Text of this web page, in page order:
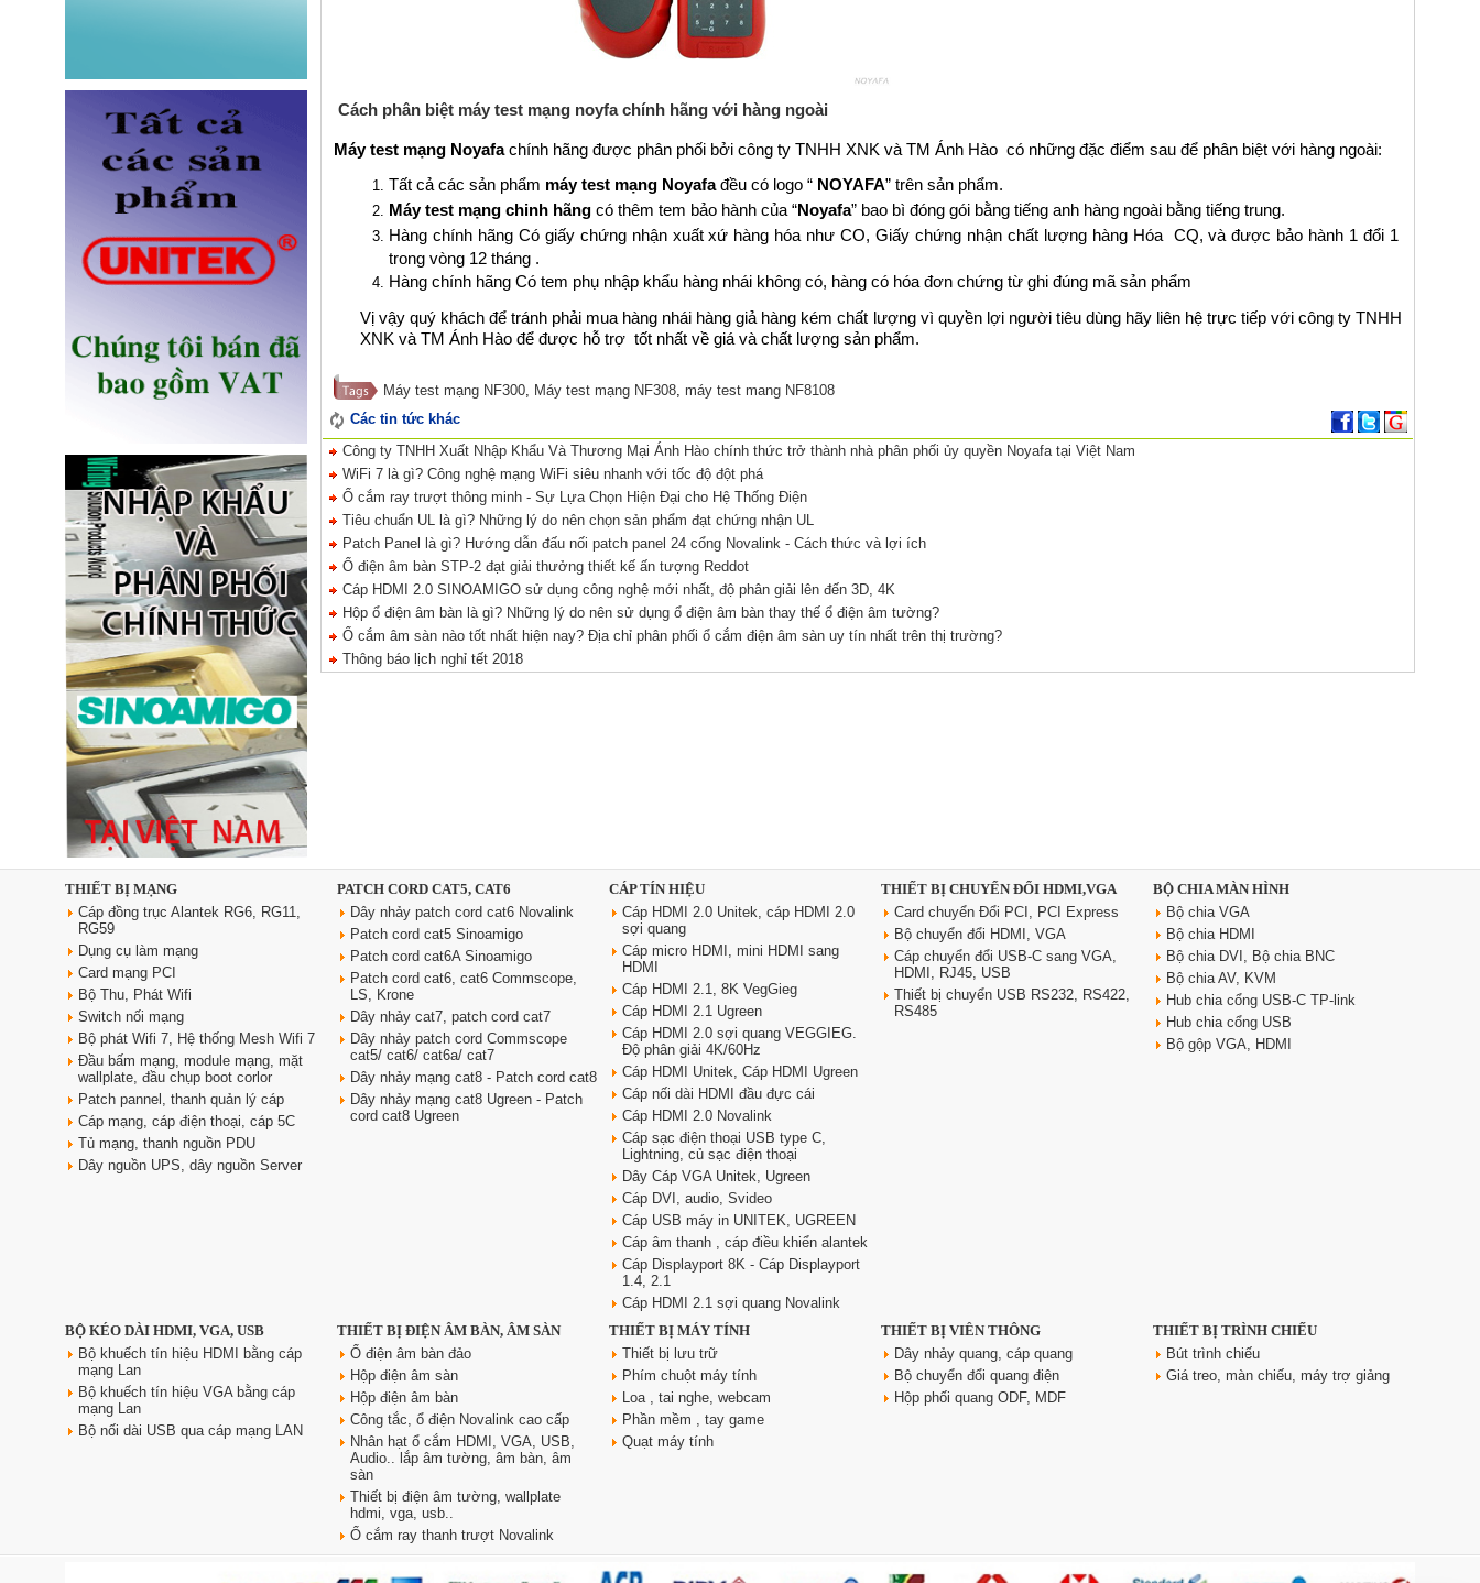
Ổ điện âm bàn Sinoamigo STS-
R90B-2 chính hãng
Ổ điện âm bàn đảo bếp có sạc
không dây 15W, USB-C -
Novalink KA-01
Giá: 2,650,000 VNĐ
Ổ cắm âm bàn đảo bếp nâng
hạ, tích hợp sạc không dây, loa
bluetooth Sinoamigo STP-
2AB/Pub+Qi
Giá: 4,600,000 VNĐ
Dây nguồn C19 C20 dài 3m tiết
diện 3x2.5 mm2 dùng cho PDU
Giá: 370,000 VNĐ
Sinoamigo STP-1RB-3 | Trụ kéo
tiện dụng, có USB sạc nhanh
Giá: 2,300,000 VNĐ
Cách phân biệt máy test mạng noyfa chính hãng với hàng ngoài
Máy test mạng Noyafachính hãng được phân phối bởi công ty TNHH XNK và TM Ánh Hào có những đặc điểm sau để phân biệt với hàng ngoài:
Tất cả các sản phẩm máy test mạng Noyafađều có logo “ NOYAFA” trên sản phẩm.
Máy test mạng chinh hãng có thêm tem bảo hành của “Noyafa” bao bì đóng gói bằng tiếng anh hàng ngoài bằng tiếng trung.
Hàng chính hãng Có giấy chứng nhận xuất xứ hàng hóa như CO, Giấy chứng nhận chất lượng hàng Hóa CQ, và được bảo hành 1 đổi 1
trong vòng 12 tháng .
Hàng chính hãng Có tem phụ nhập khẩu hàng nhái không có, hàng có hóa đơn chứng từ ghi đúng mã sản phẩm
Vị vậy quý khách để tránh phải mua hàng nhái hàng giả hàng kém chất lượng vì quyền lợi người tiêu dùng hãy liên hệ trực tiếp với công ty TNHH
XNK và TM Ánh Hào để được hỗ trợ tốt nhất về giá và chất lượng sản phẩm.
Máy test mạng NF300, Máy test mạng NF308, máy test mang NF8108
Các tin tức khác
Công ty TNHH Xuất Nhập Khẩu Và Thương Mại Ánh Hào chính thức trở thành nhà phân phối ủy quyền Noyafa tại Việt Nam
WiFi 7 là gì? Công nghệ mạng WiFi siêu nhanh với tốc độ đột phá
Ổ cắm ray trượt thông minh - Sự Lựa Chọn Hiện Đại cho Hệ Thống Điện
Tiêu chuẩn UL là gì? Những lý do nên chọn sản phẩm đạt chứng nhận UL
Patch Panel là gì? Hướng dẫn đấu nối patch panel 24 cổng Novalink - Cách thức và lợi ích
Ổ điện âm bàn STP-2 đạt giải thưởng thiết kế ấn tượng Reddot
Cáp HDMI 2.0 SINOAMIGO sử dụng công nghệ mới nhất, độ phân giải lên đến 3D, 4K
Hộp ổ điện âm bàn là gì? Những lý do nên sử dụng ổ điện âm bàn thay thế ổ điện âm tường?
Ổ cắm âm sàn nào tốt nhất hiện nay? Địa chỉ phân phối ổ cắm điện âm sàn uy tín nhất trên thị trường?
Thông báo lịch nghỉ tết 2018
THIẾT BỊ MẠNG
Cáp đồng trục Alantek RG6, RG11,
RG59
Dụng cụ làm mạng
Card mạng PCI
Bộ Thu, Phát Wifi
Switch nối mạng
Bộ phát Wifi 7, Hệ thống Mesh Wifi 7
Đầu bấm mạng, module mạng, mặt
wallplate, đầu chụp boot corlor
Patch pannel, thanh quản lý cáp
Cáp mạng, cáp điện thoại, cáp 5C
Tủ mạng, thanh nguồn PDU
Dây nguồn UPS, dây nguồn Server
PATCH CORD CAT5, CAT6
Dây nhảy patch cord cat6 Novalink
Patch cord cat5 Sinoamigo
Patch cord cat6A Sinoamigo
Patch cord cat6, cat6 Commscope,
LS, Krone
Dây nhảy cat7, patch cord cat7
Dây nhảy patch cord Commscope
cat5/ cat6/ cat6a/ cat7
Dây nhảy mạng cat8 - Patch cord cat8
Dây nhảy mạng cat8 Ugreen - Patch
cord cat8 Ugreen
CÁP TÍN HIỆU
Cáp HDMI 2.0 Unitek, cáp HDMI 2.0
sợi quang
Cáp micro HDMI, mini HDMI sang
HDMI
Cáp HDMI 2.1, 8K VegGieg
Cáp HDMI 2.1 Ugreen
Cáp HDMI 2.0 sợi quang VEGGIEG.
Độ phân giải 4K/60Hz
Cáp HDMI Unitek, Cáp HDMI Ugreen
Cáp nối dài HDMI đầu đực cái
Cáp HDMI 2.0 Novalink
Cáp sạc điện thoại USB type C,
Lightning, củ sạc điện thoại
Dây Cáp VGA Unitek, Ugreen
Cáp DVI, audio, Svideo
Cáp USB máy in UNITEK, UGREEN
Cáp âm thanh , cáp điều khiển alantek
Cáp Displayport 8K - Cáp Displayport
1.4, 2.1
Cáp HDMI 2.1 sợi quang Novalink
THIẾT BỊ CHUYỂN ĐỔI HDMI,VGA
Card chuyển Đổi PCI, PCI Express
Bộ chuyển đổi HDMI, VGA
Cáp chuyển đổi USB-C sang VGA,
HDMI, RJ45, USB
Thiết bị chuyển USB RS232, RS422,
RS485
BỘ CHIA MÀN HÌNH
Bộ chia VGA
Bộ chia HDMI
Bộ chia DVI, Bộ chia BNC
Bộ chia AV, KVM
Hub chia cổng USB-C TP-link
Hub chia cổng USB
Bộ gộp VGA, HDMI
BỘ KÉO DÀI HDMI, VGA, USB
Bộ khuếch tín hiệu HDMI bằng cáp
mạng Lan
Bộ khuếch tín hiệu VGA bằng cáp
mạng Lan
Bộ nối dài USB qua cáp mạng LAN
THIẾT BỊ ĐIỆN ÂM BÀN, ÂM SÀN
Ổ điện âm bàn đảo
Hộp điện âm sàn
Hộp điện âm bàn
Công tắc, ổ điện Novalink cao cấp
Nhân hạt ổ cắm HDMI, VGA, USB,
Audio.. lắp âm tường, âm bàn, âm
sàn
Thiết bị điện âm tường, wallplate
hdmi, vga, usb..
Ổ cắm ray thanh trượt Novalink
THIẾT BỊ MÁY TÍNH
Thiết bị lưu trữ
Phím chuột máy tính
Loa , tai nghe, webcam
Phần mềm , tay game
Quạt máy tính
THIẾT BỊ VIỄN THÔNG
Dây nhảy quang, cáp quang
Bộ chuyển đổi quang điện
Hộp phối quang ODF, MDF
THIẾT BỊ TRÌNH CHIẾU
Bút trình chiếu
Giá treo, màn chiếu, máy trợ giảng